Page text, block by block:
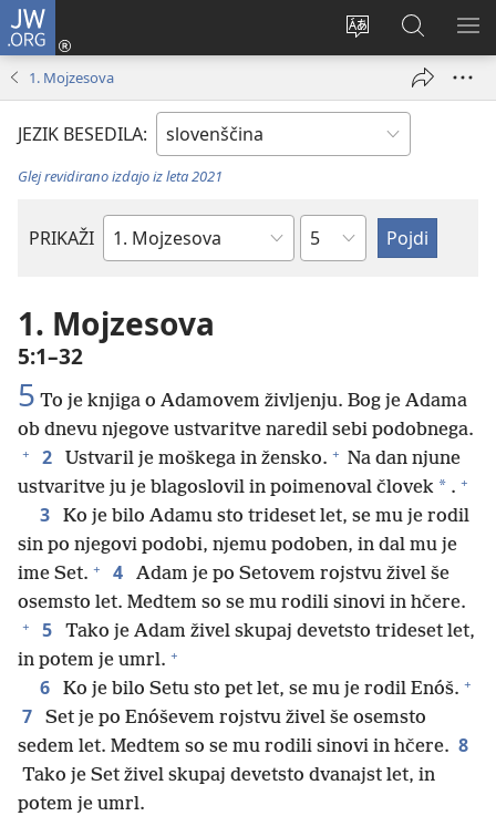
JW.ORG
Spremeni
spletnega
mesta
Prijava
(odpre
Iskanje
po
JW.ORG
1. Mojzesova
JEZIK BESEDILA:
Glej revidirano izdajo iz leta 2021
PRIKAŽI
Po
knjigi
Poglavje
1. Mojzesova
5:1–32
5 To je knjiga o Adamovem življenju. Bog je Adama
ob dnevu njegove ustvaritve naredil sebi podobnega.
+ 2 Ustvaril je moškega in žensko. + Na dan njune
ustvaritve ju je blagoslovil in poimenoval človek * . +
3
Ko je bilo Adamu sto trideset let, se mu je rodil
sin po njegovi podobi, njemu podoben, in dal mu je
ime Set. + 4
Adam je po Setovem rojstvu živel še
osemsto let. Medtem so se mu rodili sinovi in hčere.
+ 5
Tako je Adam živel skupaj devetsto trideset let,
in potem je umrl. +
6 Ko je bilo Setu sto pet let, se mu je rodil Enóš. +
7
Set je po Enóševem rojstvu živel še osemsto
sedem let. Medtem so se mu rodili sinovi in hčere. 8
Tako je Set živel skupaj devetsto dvanajst let, in
potem je umrl.